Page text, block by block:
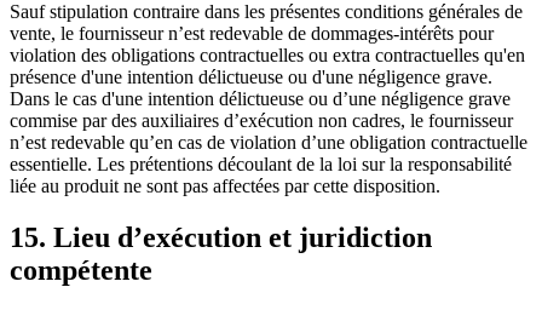
Sauf stipulation contraire dans les présentes conditions générales de
vente, le fournisseur n’est redevable de dommages-intérêts pour
violation des obligations contractuelles ou extra contractuelles qu'en
présence d'une intention délictueuse ou d'une négligence grave.
Dans le cas d'une intention délictueuse ou d’une négligence grave
commise par des auxiliaires d’exécution non cadres, le fournisseur
n’est redevable qu’en cas de violation d’une obligation contractuelle
essentielle. Les prétentions découlant de la loi sur la responsabilité
liée au produit ne sont pas affectées par cette disposition.
15. Lieu d’exécution et juridiction
compétente